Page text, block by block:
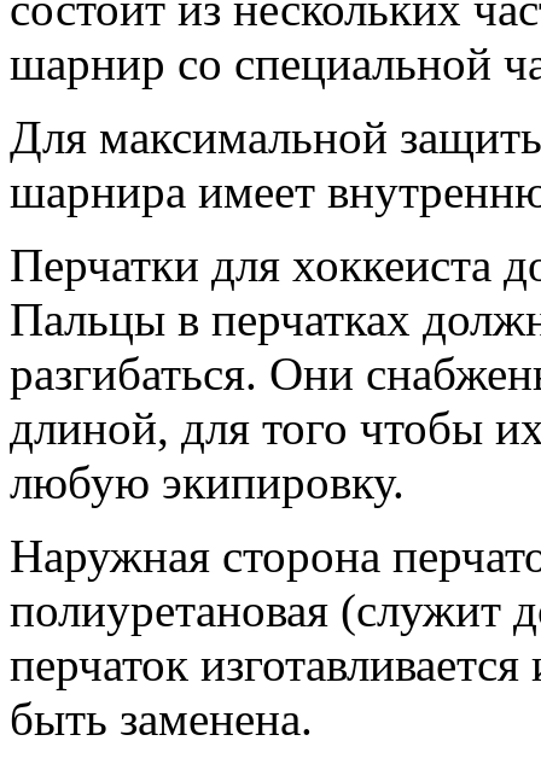
шарнир со специальной
Для максимальной
шарнира имеет
Перчатки для хоккеиста
Пальцы в перчатках
разгибаться. Они
длиной, для того чтобы
любую экипировку.
Наружная сторона
полиуретановая (служит
перчаток
быть заменена.